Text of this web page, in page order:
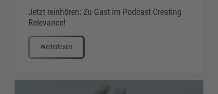
Jetzt reinhören: Zu Gast im Podcast Creating
Relevance!
Weiterlesen